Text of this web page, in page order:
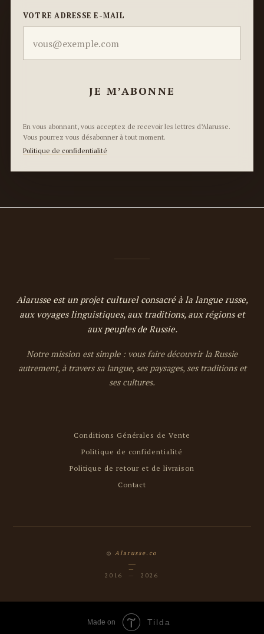
VOTRE ADRESSE E-MAIL
JE M’ABONNE
En vous abonnant, vous acceptez de recevoir les lettres d’Alarusse.
Vous pourrez vous désabonner à tout moment.
Politique de confidentialité
Alarusse est un projet culturel consacré à la langue russe,
aux voyages linguistiques, aux traditions, aux régions et
aux peuples de Russie.
Notre mission est simple : vous faire découvrir la Russie
autrement, à travers sa langue, ses paysages, ses traditions et
ses cultures.
Conditions Générales de Vente
Politique de confidentialité
Politique de retour et de livraison
Contact
©Alarusse.co
—
2016
— 2026
Made on Tilda